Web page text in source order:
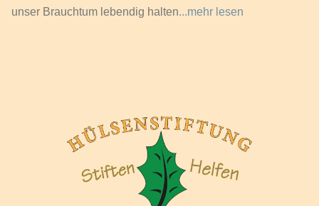
unser Brauchtum lebendig halten...mehr lesen